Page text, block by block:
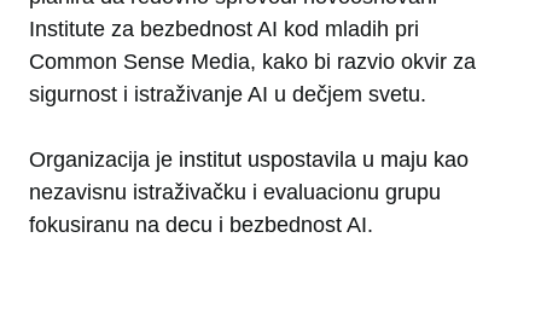
Institute za bezbednost AI kod mladih pri
Common Sense Media, kako bi razvio okvir za
sigurnost i istraživanje AI u dečjem svetu.
Organizacija je institut uspostavila u maju kao
nezavisnu istraživačku i evaluacionu grupu
fokusiranu na decu i bezbednost AI.